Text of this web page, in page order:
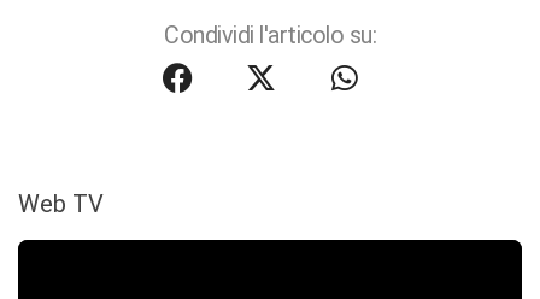
Condividi l'articolo su:
Web TV